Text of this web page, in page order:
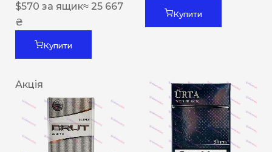
$570 за ящик≈ 25 667
₴
Купити
Купити
Акція